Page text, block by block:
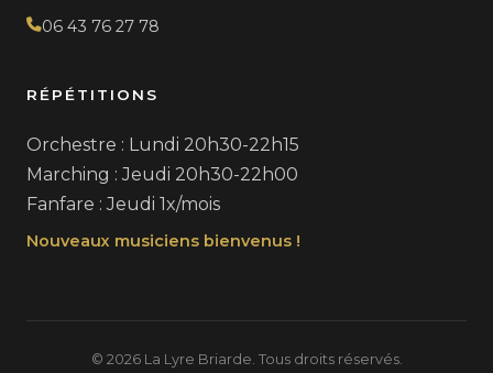
06 43 76 27 78
RÉPÉTITIONS
Orchestre : Lundi 20h30-22h15
Marching : Jeudi 20h30-22h00
Fanfare : Jeudi 1x/mois
Nouveaux musiciens bienvenus !
© 2026 La Lyre Briarde. Tous droits réservés.